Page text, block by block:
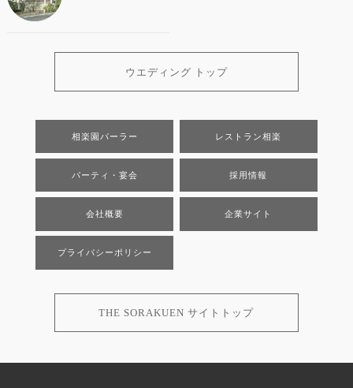
ウエディング トップ
相楽園パーラー レストラン相楽
パーティ・宴会 採用情報
会社概要 企業サイト
プライバシーポリシー
THE SORAKUEN サイトトップ